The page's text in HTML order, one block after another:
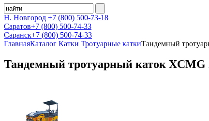
Н. Новгород +7 (800) 500-73-18
Саратов+7 (800) 500-74-33
Саранск+7 (800) 500-74-33
ГлавнаяКаталог Катки Тротуарные каткиТандемный
Тандемный тротуарный каток